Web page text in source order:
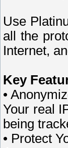
Use
all the
Internet,
Key
•
Your real
being
• Protect